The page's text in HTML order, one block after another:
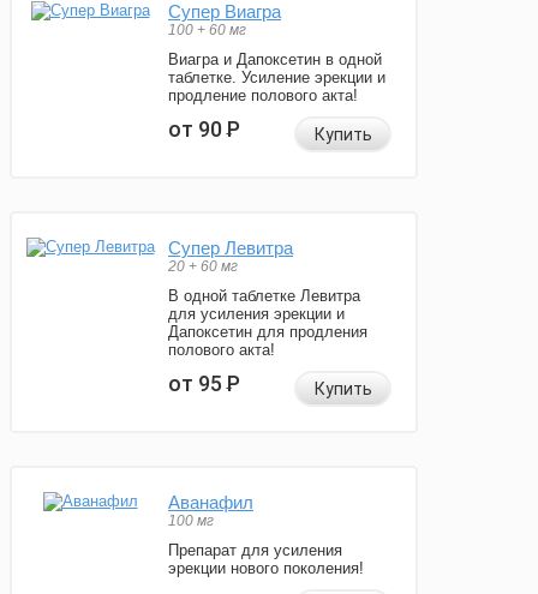
Супер Виагра
100 + 60 мг
Виагра и Дапоксетин в одной
таблетке. Усиление эрекции и
продление полового акта!
от 90Р Купить
Супер Левитра
20 + 60 мг
В одной таблетке Левитра
для усиления эрекции и
Дапоксетин для продления
полового акта!
от 95Р Купить
Аванафил
100 мг
Препарат для усиления
эрекции нового поколения!